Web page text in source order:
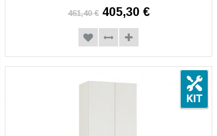
461,40 € 405,30 €